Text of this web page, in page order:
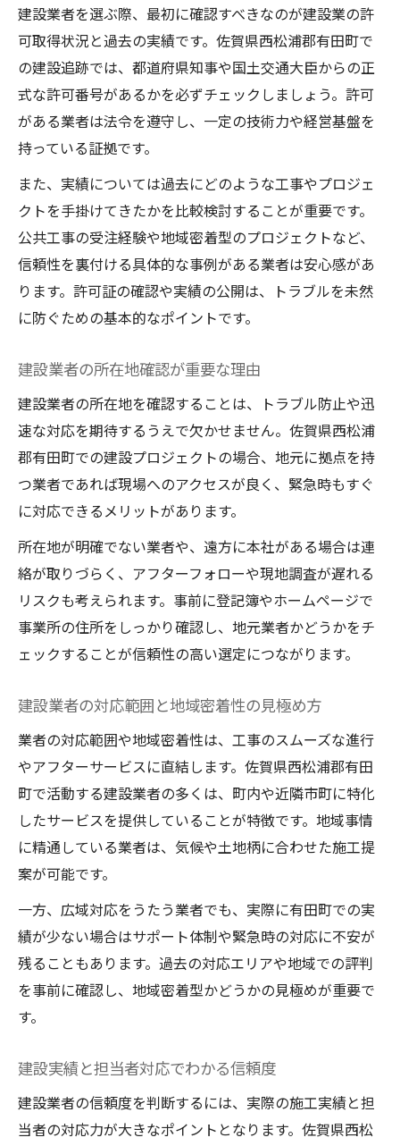
建設業者を選ぶ際、最初に確認すべきなのが建設業の許
可取得状況と過去の実績です。佐賀県西松浦郡有田町で
の建設追跡では、都道府県知事や国土交通大臣からの正
式な許可番号があるかを必ずチェックしましょう。許可
がある業者は法令を遵守し、一定の技術力や経営基盤を
持っている証拠です。
また、実績については過去にどのような工事やプロジェ
クトを手掛けてきたかを比較検討することが重要です。
公共工事の受注経験や地域密着型のプロジェクトなど、
信頼性を裏付ける具体的な事例がある業者は安心感があ
ります。許可証の確認や実績の公開は、トラブルを未然
に防ぐための基本的なポイントです。
建設業者の所在地確認が重要な理由
建設業者の所在地を確認することは、トラブル防止や迅
速な対応を期待するうえで欠かせません。佐賀県西松浦
郡有田町での建設プロジェクトの場合、地元に拠点を持
つ業者であれば現場へのアクセスが良く、緊急時もすぐ
に対応できるメリットがあります。
所在地が明確でない業者や、遠方に本社がある場合は連
絡が取りづらく、アフターフォローや現地調査が遅れる
リスクも考えられます。事前に登記簿やホームページで
事業所の住所をしっかり確認し、地元業者かどうかをチ
ェックすることが信頼性の高い選定につながります。
建設業者の対応範囲と地域密着性の見極め方
業者の対応範囲や地域密着性は、工事のスムーズな進行
やアフターサービスに直結します。佐賀県西松浦郡有田
町で活動する建設業者の多くは、町内や近隣市町に特化
したサービスを提供していることが特徴です。地域事情
に精通している業者は、気候や土地柄に合わせた施工提
案が可能です。
一方、広域対応をうたう業者でも、実際に有田町での実
績が少ない場合はサポート体制や緊急時の対応に不安が
残ることもあります。過去の対応エリアや地域での評判
を事前に確認し、地域密着型かどうかの見極めが重要で
す。
建設実績と担当者対応でわかる信頼度
建設業者の信頼度を判断するには、実際の施工実績と担
当者の対応力が大きなポイントとなります。佐賀県西松